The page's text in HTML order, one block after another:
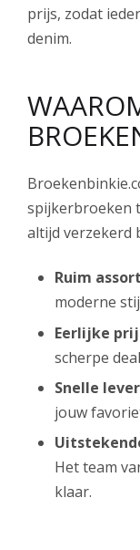
prijs, zodat
denim.
spijkerbroeken
altijd verzekerd
Ruim
moderne
Eerlijke
scherpe
Snelle
jouw
Het team
klaar.